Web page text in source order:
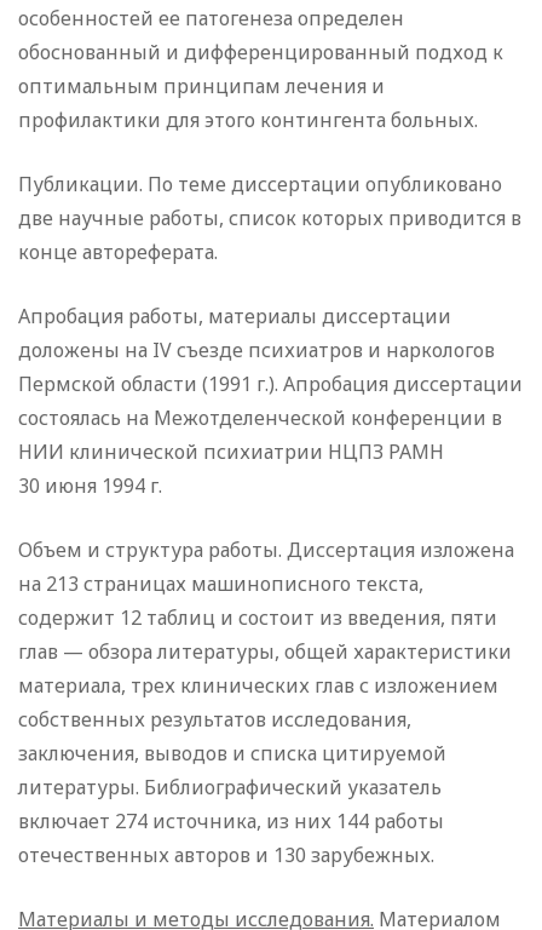
особенностей ее патогенеза определен
обоснованный и дифференцированный подход к
оптимальным принципам лечения и
профилактики для этого контингента больных.
Публикации. По теме диссертации опубликовано
две научные работы, список которых приводится в
конце автореферата.
Апробация работы, материалы диссертации
доложены на IV съезде психиатров и наркологов
Пермской области (1991 г.). Апробация диссертации
состоялась на Межотделенческой конференции в
НИИ клинической психиатрии НЦПЗ РАМН
30 июня 1994 г.
Объем и структура работы. Диссертация изложена
на 213 страницах машинописного текста,
содержит 12 таблиц и состоит из введения, пяти
глав — обзора литературы, общей характеристики
материала, трех клинических глав с изложением
собственных результатов исследования,
заключения, выводов и списка цитируемой
литературы. Библиографический указатель
включает 274 источника, из них 144 работы
отечественных авторов и 130 зарубежных.
Материалы и методы исследования. Материалом